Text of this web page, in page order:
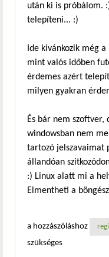
után ki is próbálom.
telepíteni... :)
Ide kivánkozik még
mint valós időben
érdemes azért
milyen gyakran
És bár nem szoftver,
windowsban nem
tartozó jelszavaimat
állandóan
:) Linux alatt mi a
Elmentheti a
a hozzászóláshoz
szükséges